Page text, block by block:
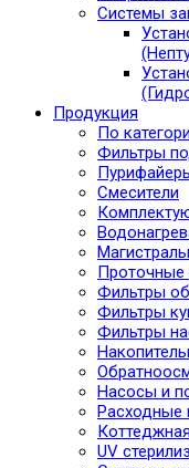
Системы
Продукция
По
Фильтры
Смесители
Проточные
Фильтры
Фильтры
Фильтры
Насосы и
Расходные
UV